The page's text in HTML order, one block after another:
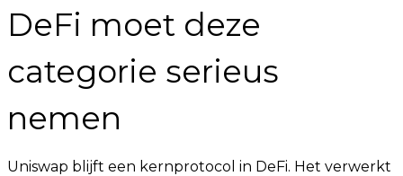
DeFi moet deze
categorie serieus
nemen
Uniswap blijft een kernprotocol in DeFi. Het verwerkt